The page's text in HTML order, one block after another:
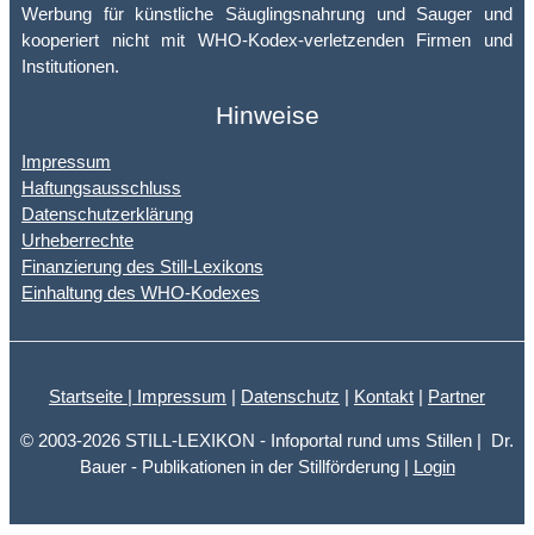
Werbung für künstliche Säuglingsnahrung und Sauger und
kooperiert nicht mit WHO-Kodex-verletzenden Firmen und
Institutionen.
Hinweise
Impressum
Haftungsausschluss
Datenschutzerklärung
Urheberrechte
Finanzierung des Still-Lexikons
Einhaltung des WHO-Kodexes
Startseite | Impressum | Datenschutz | Kontakt | Partner
© 2003-2026 STILL-LEXIKON - Infoportal rund ums Stillen | Dr.
Bauer - Publikationen in der Stillförderung | Login